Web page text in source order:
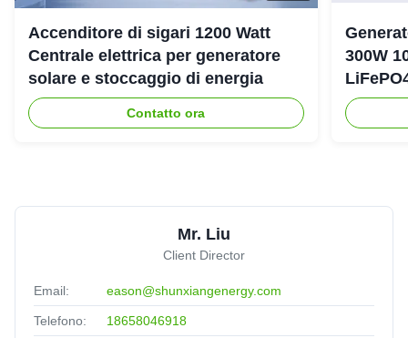
Accenditore di sigari 1200 Watt
Centrale elettrica per generatore
solare e stoccaggio di energia
Contatto ora
300W
Mr. Liu
Client Director
Email: eason@shunxiangenergy.com
Telefono: 18658046918